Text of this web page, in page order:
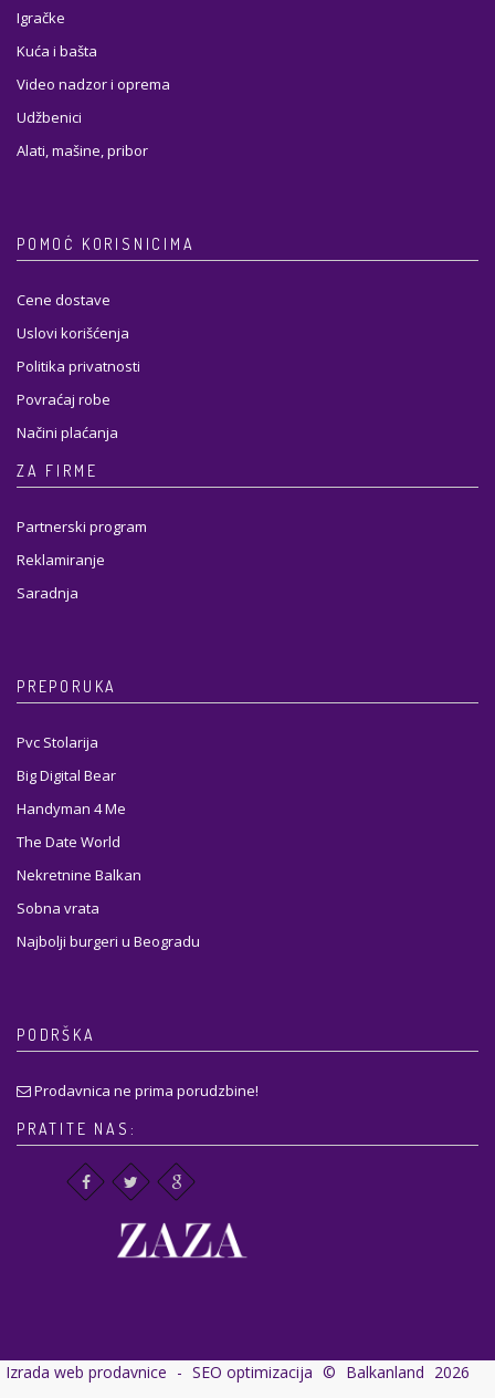
Igračke
Kuća i bašta
Video nadzor i oprema
Udžbenici
Alati, mašine, pribor
POMOĆ KORISNICIMA
Cene dostave
Uslovi korišćenja
Politika privatnosti
Povraćaj robe
Načini plaćanja
ZA FIRME
Partnerski program
Reklamiranje
Saradnja
PREPORUKA
Pvc Stolarija
Big Digital Bear
Handyman 4 Me
The Date World
Nekretnine Balkan
Sobna vrata
Najbolji burgeri u Beogradu
PODRŠKA
Prodavnica ne prima porudzbine!
PRATITE NAS:
Izrada web prodavnice - SEO optimizacija © Balkanland 2026